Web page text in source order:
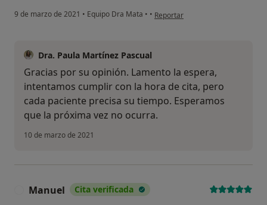
9 de marzo de 2021 • Equipo Dra Mata • • en opinión del usuario JJ
Reportar
Dra. Paula Martínez Pascual
Gracias por su opinión. Lamento la espera,
intentamos cumplir con la hora de cita, pero
cada paciente precisa su tiempo. Esperamos
que la próxima vez no ocurra.
10 de marzo de 2021
Manuel Cita verificada